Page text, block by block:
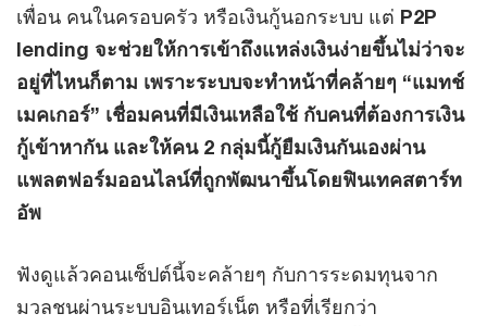
เพื่อน คนในครอบครัว หรือเงินกู้นอกระบบ แต่ P2P
lending จะช่วยให้การเข้าถึงแหล่งเงินง่ายขึ้นไม่ว่าจะ
อยู่ที่ไหนก็ตาม เพราะระบบจะทำหน้าที่คล้ายๆ “แมทช์
เมคเกอร์” เชื่อมคนที่มีเงินเหลือใช้ กับคนที่ต้องการเงิน
กู้เข้าหากัน และให้คน 2 กลุ่มนี้กู้ยืมเงินกันเองผ่าน
แพลตฟอร์มออนไลน์ที่ถูกพัฒนาขึ้นโดยฟินเทคสตาร์ท
อัพ
ฟังดูแล้วคอนเซ็ปต์นี้จะคล้ายๆ กับการระดมทุนจาก
มวลชนผ่านระบบอินเทอร์เน็ต หรือที่เรียกว่า